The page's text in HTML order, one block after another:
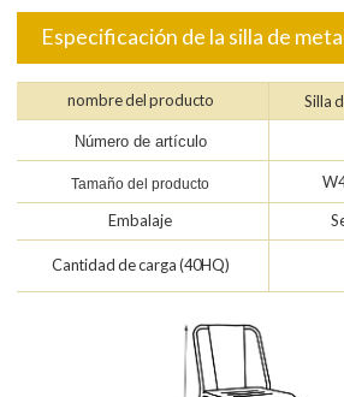
Especificación de la silla de
nombre del producto Silla
Número de artículo
Tamaño del producto
Embalaje
Cantidad de carga (40HQ)